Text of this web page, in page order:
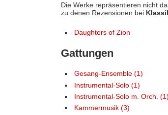
Die Werke repräsentieren nicht
zu denen Rezensionen bei
Daughters of Zion
Gattungen
Gesang-Ensemble (1)
Instrumental-Solo (1)
Instrumental-Solo m. Orch. (1)
Kammermusik (3)